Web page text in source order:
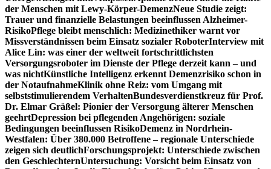
der Menschen mit Lewy-Körper-DemenzNeue Studie zeigt:
Trauer und finanzielle Belastungen beeinflussen Alzheimer-
RisikoPflege bleibt menschlich: Medizinethiker warnt vor
Missverständnissen beim Einsatz sozialer RoboterInterview mit
Alice Lin: was einer der weltweit fortschrittlichsten
Versorgungsroboter im Dienste der Pflege derzeit kann – und
was nichtKünstliche Intelligenz erkennt Demenzrisiko schon in
der NotaufnahmeKlinik ohne Reiz: vom Umgang mit
selbststimulierendem VerhaltenBundesverdienstkreuz für Prof.
Dr. Elmar Gräßel: Pionier der Versorgung älterer Menschen
geehrtDepression bei pflegenden Angehörigen: soziale
Bedingungen beeinflussen RisikoDemenz in Nordrhein-
Westfalen: Über 380.000 Betroffene – regionale Unterschiede
zeigen sich deutlichForschungsprojekt: Unterschiede zwischen
den GeschlechternUntersuchung: Vorsicht beim Einsatz von